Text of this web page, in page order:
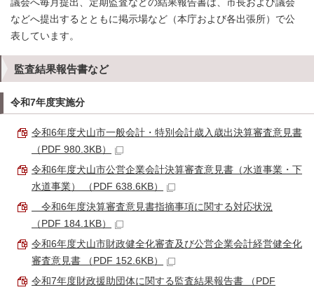
議会へ毎月提出、定期監査などの結果報告書は、市長および議会
などへ提出するとともに掲示場など（本庁および各出張所）で公
表しています。
監査結果報告書など
令和7年度実施分
令和6年度犬山市一般会計・特別会計歳入歳出決算審査意見書
（PDF 980.3KB）
令和6年度犬山市公営企業会計決算審査意見書（水道事業・下
水道事業） （PDF 638.6KB）
令和6年度決算審査意見書指摘事項に関する対応状況
（PDF 184.1KB）
令和6年度犬山市財政健全化審査及び公営企業会計経営健全化
審査意見書 （PDF 152.6KB）
令和7年度財政援助団体に関する監査結果報告書 （PDF